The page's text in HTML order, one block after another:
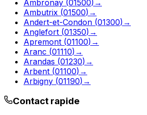
Ambronay (01500) →
Ambutrix (01500) →
Andert-et-Condon (01300) →
Anglefort (01350) →
Apremont (01100) →
Aranc (01110) →
Arandas (01230) →
Arbent (01100) →
Arbigny (01190) →
Contact rapide